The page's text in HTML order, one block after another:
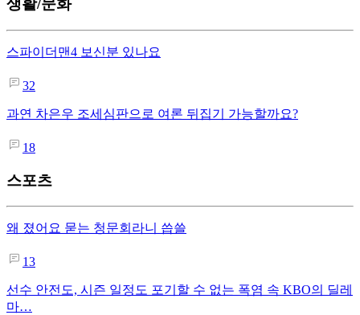
생활/문화
스파이더맨4 보신분 있나요
32
과연 차은우 조세심판으로 여론 뒤집기 가능할까요?
18
스포츠
왜 졌어요 묻는 청문회라니 씁쓸
13
선수 안전도, 시즌 일정도 포기할 수 없는 폭염 속 KBO의 딜레
마…